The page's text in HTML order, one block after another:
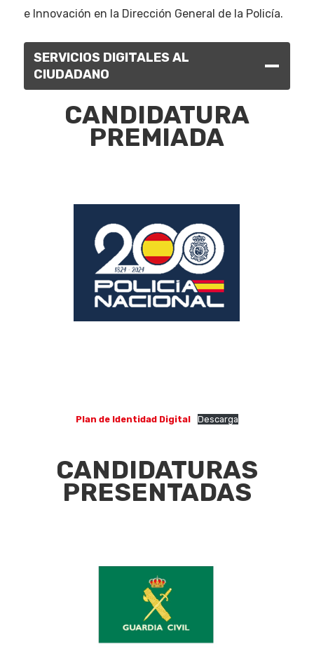
e Innovación en la Dirección General de la Policía.
SERVICIOS DIGITALES AL
CIUDADANO
CANDIDATURA
PREMIADA
Plan de Identidad Digital Descarga
CANDIDATURAS
PRESENTADAS
Eventos